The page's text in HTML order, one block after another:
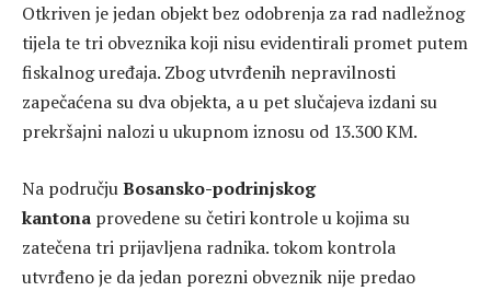
Otkriven je jedan objekt bez odobrenja za rad nadležnog
tijela te tri obveznika koji nisu evidentirali promet putem
fiskalnog uređaja. Zbog utvrđenih nepravilnosti
zapečaćena su dva objekta, a u pet slučajeva izdani su
prekršajni nalozi u ukupnom iznosu od 13.300 KM.
Na područjuBosansko-podrinjskog
kantona provedene su četiri kontrole u kojima su
zatečena tri prijavljena radnika. tokom kontrola
utvrđeno je da jedan porezni obveznik nije predao